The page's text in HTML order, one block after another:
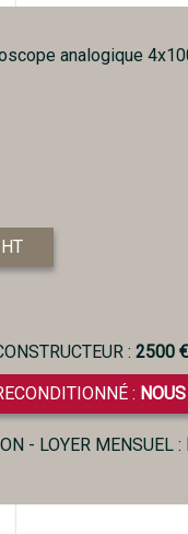
analogique
: 2500 €
:
- LOYER MENSUEL :